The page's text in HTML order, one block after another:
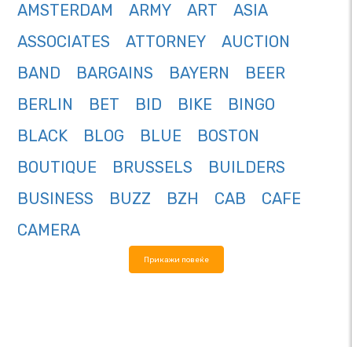
AMSTERDAM
ARMY ART
ASIA
ASSOCIATES
ATTORNEY
AUCTION
BAND
BARGAINS BAYERN
BEER
BERLIN
BET BID BIKE
BINGO
BLACK
BLOG BLUE
BOSTON
BOUTIQUE
BRUSSELS
BUILDERS
BUSINESS
BUZZ BZH CAB
CAFE
CAMERA
Прикажи повеќе